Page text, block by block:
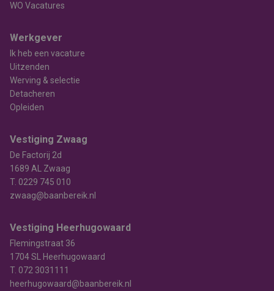
WO Vacatures
Werkgever
Ik heb een vacature
Uitzenden
Werving & selectie
Detacheren
Opleiden
Vestiging Zwaag
De Factorij 2d
1689 AL Zwaag
T. 0229 745 010
zwaag@baanbereik.nl
Vestiging Heerhugowaard
Flemingstraat 36
1704 SL Heerhugowaard
T. 072 3031111
heerhugowaard@baanbereik.nl